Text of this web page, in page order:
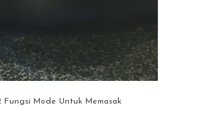
Fungsi Mode Untuk Memasak